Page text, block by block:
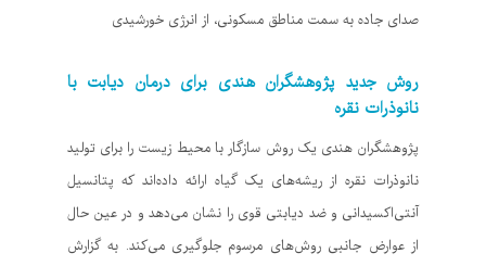
صدای جاده به سمت مناطق مسکونی، از انرژی خورشیدی
روش جدید پژوهشگران هندی برای درمان دیابت با
نانوذرات نقره
پژوهشگران هندی یک روش سازگار با محیط زیست را برای تولید
نانوذرات نقره از ریشه‌های یک گیاه ارائه داده‌اند که پتانسیل
آنتی‌اکسیدانی و ضد دیابتی قوی را نشان می‌دهد و در عین حال
از عوارض جانبی روش‌های مرسوم جلوگیری می‌کند. به گزارش